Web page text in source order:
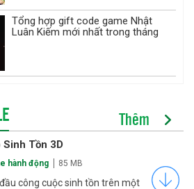
Tổng hợp gift code game Nhật
Luân Kiếm mới nhất trong tháng
Thêm
Sinh Tồn 3D
hành động 85 MB
công cuộc sinh tồn trên một